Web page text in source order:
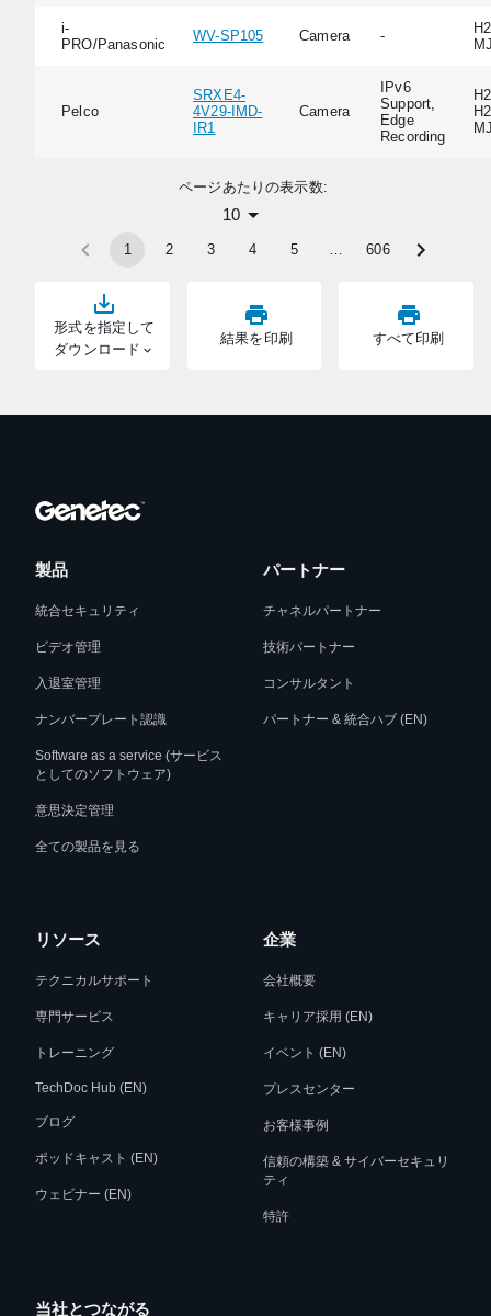
形式を指定して
ダウンロード
結果を印刷 すべて印刷
i-
PRO/Panasonic
WV-SP105 Camera -
Pelco
SRXE4-
4V29-IMD-
IR1
Camera
IPv6
Support,
Edge
Recording
ページあたりの表示数:
10
1 2 3 4 5 … 606
製品
統合セキュリティ
ビデオ管理
入退室管理
ナンバープレート認識
Software as a service (サービス
としてのソフトウェア)
意思決定管理
全ての製品を見る
パートナー
チャネルパートナー
技術パートナー
コンサルタント
パートナー & 統合ハブ (EN)
リソース
テクニカルサポート
専門サービス
トレーニング
TechDoc Hub (EN)
ブログ
ポッドキャスト (EN)
ウェビナー (EN)
企業
会社概要
キャリア採用 (EN)
イベント (EN)
プレスセンター
お客様事例
信頼の構築 & サイバーセキュリ
ティ
特許
当社とつながる